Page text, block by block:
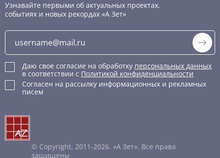
Узнавайте первыми об актуальных проектах,
событиях и новых рекордах «А Зет»
Даю свое согласие на обработку персональных данных
в соответствии с Политикой конфиденциальности
Согласен на рассылку информационных и рекламных
писем
© Copyright, 2011-2026. «А Зет». Все права
защищены